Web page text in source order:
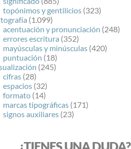
topónimos y gentilicios (323)
(1.099)
acentuación y pronunciación (248)
errores escritura (352)
mayúsculas y minúsculas (420)
puntuación (18)
(245)
cifras (28)
espacios (32)
formato (14)
marcas tipográficas (171)
signos auxiliares (23)
¿TIENES UNA DUDA?